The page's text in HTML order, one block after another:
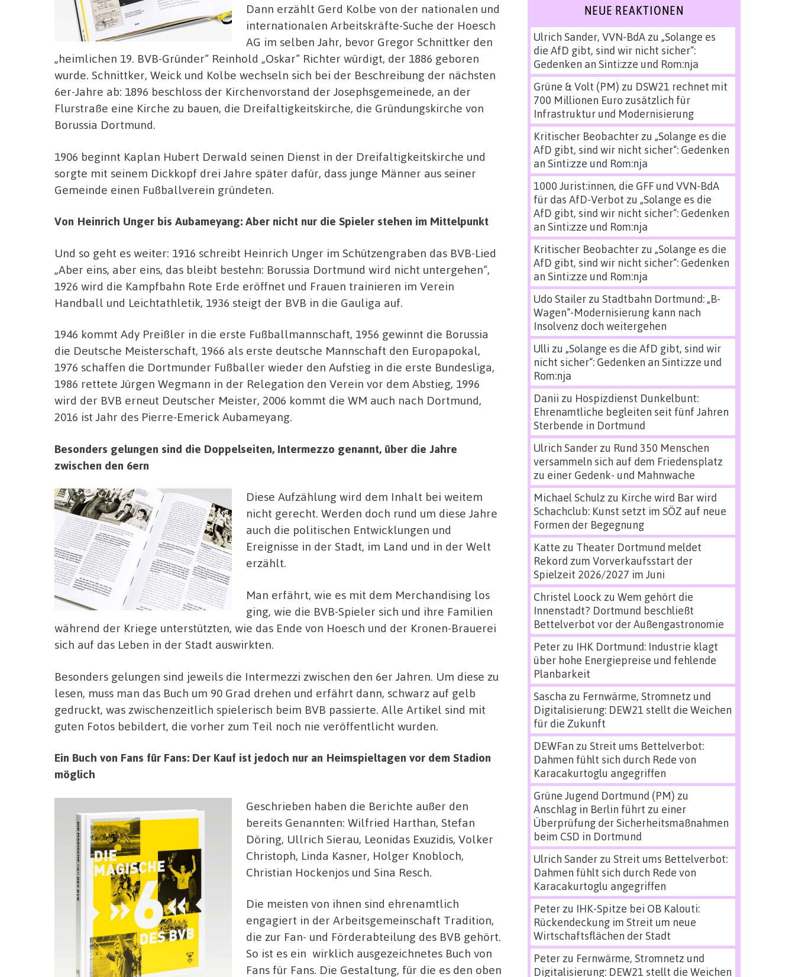
Dann erzählt Gerd Kolbe von der nationalen und
internationalen Arbeitskräfte-Suche der Hoesch
AG im selben Jahr, bevor Gregor Schnittker den
„heimlichen 19. BVB-Gründer“ Reinhold „Oskar“ Richter würdigt, der 1886 geboren
wurde. Schnittker, Weick und Kolbe wechseln sich bei der Beschreibung der nächsten
6er-Jahre ab: 1896 beschloss der Kirchenvorstand der Josephsgemeinede, an der
Flurstraße eine Kirche zu bauen, die Dreifaltigkeitskirche, die Gründungskirche von
Borussia Dortmund.
1906 beginnt Kaplan Hubert Derwald seinen Dienst in der Dreifaltigkeitskirche und
sorgte mit seinem Dickkopf drei Jahre später dafür, dass junge Männer aus seiner
Gemeinde einen Fußballverein gründeten.
Von Heinrich Unger bis Aubameyang: Aber nicht nur die Spieler stehen im Mittelpunkt
Und so geht es weiter: 1916 schreibt Heinrich Unger im Schützengraben das BVB-Lied
„Aber eins, aber eins, das bleibt bestehn: Borussia Dortmund wird nicht untergehen“,
1926 wird die Kampfbahn Rote Erde eröffnet und Frauen trainieren im Verein
Handball und Leichtathletik, 1936 steigt der BVB in die Gauliga auf.
1946 kommt Ady Preißler in die erste Fußballmannschaft, 1956 gewinnt die Borussia
die Deutsche Meisterschaft, 1966 als erste deutsche Mannschaft den Europapokal,
1976 schaffen die Dortmunder Fußballer wieder den Aufstieg in die erste Bundesliga,
1986 rettete Jürgen Wegmann in der Relegation den Verein vor dem Abstieg, 1996
wird der BVB erneut Deutscher Meister, 2006 kommt die WM auch nach Dortmund,
2016 ist Jahr des Pierre-Emerick Aubameyang.
Besonders gelungen sind die Doppelseiten, Intermezzo genannt, über die Jahre
zwischen den 6ern
Diese Aufzählung wird dem Inhalt bei weitem
nicht gerecht. Werden doch rund um diese Jahre
auch die politischen Entwicklungen und
Ereignisse in der Stadt, im Land und in der Welt
erzählt.
Man erfährt, wie es mit dem Merchandising los
ging, wie die BVB-Spieler sich und ihre Familien
während der Kriege unterstützten, wie das Ende von Hoesch und der Kronen-Brauerei
sich auf das Leben in der Stadt auswirkten.
Besonders gelungen sind jeweils die Intermezzi zwischen den 6er Jahren. Um diese zu
lesen, muss man das Buch um 90 Grad drehen und erfährt dann, schwarz auf gelb
gedruckt, was zwischenzeitlich spielerisch beim BVB passierte. Alle Artikel sind mit
guten Fotos bebildert, die vorher zum Teil noch nie veröffentlicht wurden.
Ein Buch von Fans für Fans: Der Kauf ist jedoch nur an Heimspieltagen vor dem Stadion
möglich
Geschrieben haben die Berichte außer den
bereits Genannten: Wilfried Harthan, Stefan
Döring, Ullrich Sierau, Leonidas Exuzidis, Volker
Christoph, Linda Kasner, Holger Knobloch,
Christian Hockenjos und Sina Resch.
Die meisten von ihnen sind ehrenamtlich
engagiert in der Arbeitsgemeinschaft Tradition,
die zur Fan- und Förderabteilung des BVB gehört.
So ist es ein wirklich ausgezeichnetes Buch von
Fans für Fans. Die Gestaltung, für die es den oben
NEUE REAKTIONEN
Ulrich Sander, VVN-BdAzu „Solange es
die AfD gibt, sind wir nicht sicher“:
Gedenken an Sinti:zze und Rom:nja
Grüne & Volt (PM) zu DSW21 rechnet mit
700 Millionen Euro zusätzlich für
Infrastruktur und Modernisierung
Kritischer Beobachterzu „Solange es die
AfD gibt, sind wir nicht sicher“: Gedenken
an Sinti:zze und Rom:nja
1000 Jurist:innen, die GFF und VVN-BdA
für das AfD-Verbot zu „Solange es die
AfD gibt, sind wir nicht sicher“: Gedenken
an Sinti:zze und Rom:nja
Kritischer Beobachterzu „Solange es die
AfD gibt, sind wir nicht sicher“: Gedenken
an Sinti:zze und Rom:nja
Udo Stailerzu Stadtbahn Dortmund: „B-
Wagen“-Modernisierung kann nach
Insolvenz doch weitergehen
Ulli zu „Solange es die AfD gibt, sind wir
nicht sicher“: Gedenken an Sinti:zze und
Rom:nja
Danii zu Hospizdienst Dunkelbunt:
Ehrenamtliche begleiten seit fünf Jahren
Sterbende in Dortmund
Ulrich Sanderzu Rund 350 Menschen
versammeln sich auf dem Friedensplatz
zu einer Gedenk- und Mahnwache
Michael Schulz zu Kirche wird Bar wird
Schachclub: Kunst setzt im SÖZ auf neue
Formen der Begegnung
Katte zu Theater Dortmund meldet
Rekord zum Vorverkaufsstart der
Spielzeit 2026/2027 im Juni
Christel Loock zu Wem gehört die
Innenstadt? Dortmund beschließt
Bettelverbot vor der Außengastronomie
Peterzu IHK Dortmund: Industrie klagt
über hohe Energiepreise und fehlende
Planbarkeit
Sascha zu Fernwärme, Stromnetz und
Digitalisierung: DEW21 stellt die Weichen
für die Zukunft
DEWFan zu Streit ums Bettelverbot:
Dahmen fühlt sich durch Rede von
Karacakurtoglu angegriffen
Grüne Jugend Dortmund (PM) zu
Anschlag in Berlin führt zu einer
Überprüfung der Sicherheitsmaßnahmen
beim CSD in Dortmund
Ulrich Sanderzu Streit ums Bettelverbot:
Dahmen fühlt sich durch Rede von
Karacakurtoglu angegriffen
Peterzu IHK-Spitze bei OB Kalouti:
Rückendeckung im Streit um neue
Wirtschaftsflächen der Stadt
Peterzu Fernwärme, Stromnetz und
Digitalisierung: DEW21 stellt die Weichen